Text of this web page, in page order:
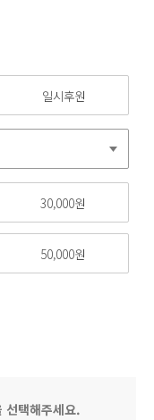
일시후원
30,000원
50,000원
선택해주세요.